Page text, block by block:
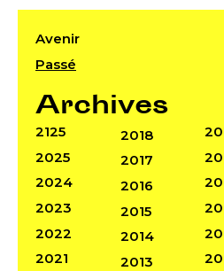
Avenir
Passé
Archives
2125
2025
2024
2023
2022
2021
2018
2017
2016
2015
2014
2013